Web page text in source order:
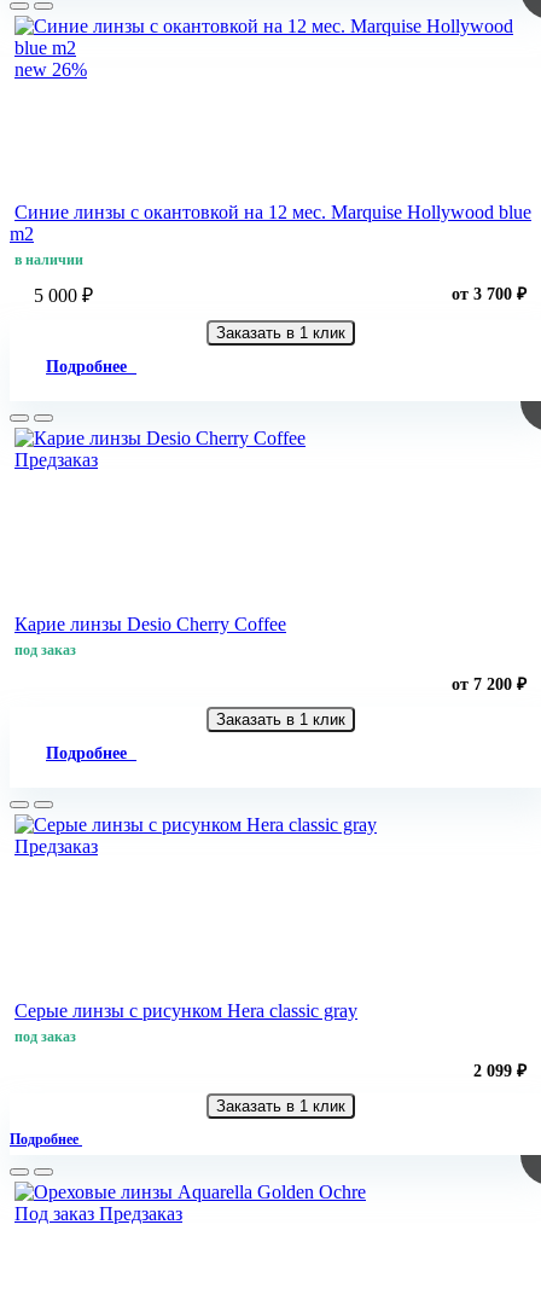
new 26%
Синие линзы c окантовкой на 12 мес. Marquise Hollywood blue
m2
в наличии
5 000 ₽ от 3 700 ₽
Заказать в 1 клик
Подробнее
Предзаказ
Карие линзы Desio Сherry Сoffee
под заказ
от 7 200 ₽
Заказать в 1 клик
Подробнее
Предзаказ
Серые линзы с рисунком Hera classic gray
под заказ
2 099 ₽
Заказать в 1 клик
Подробнее
Под заказ Предзаказ